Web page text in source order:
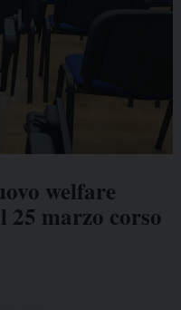
welfare
25 marzo corso